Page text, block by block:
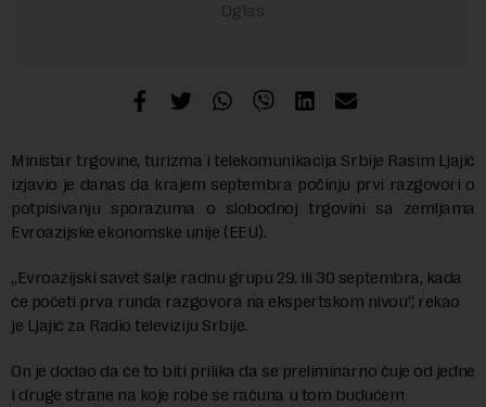
Ministar trgovine, turizma i telekomunikacija Srbije Rasim Ljajić
izjavio je danas da krajem septembra počinju prvi razgovori o
potpisivanju sporazuma o slobodnoj trgovini sa zemljama
Evroazijske ekonomske unije (EEU).
„Evroazijski savet šalje radnu grupu 29. ili 30 septembra, kada
će početi prva runda razgovora na ekspertskom nivou“, rekao
je Ljajić za Radio televiziju Srbije.
On je dodao da će to biti prilika da se preliminarno čuje od jedne
i druge strane na koje robe se računa u tom budućem